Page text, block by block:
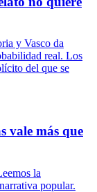
y Vasco da
real. Los
del que se
vale más que
la
popular.